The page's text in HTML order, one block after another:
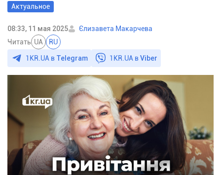
Актуальное
08:33, 11 мая 2025
Єлизавета Макарчева
Читать UA RU
1KR.UA в Telegram 1KR.UA вViber